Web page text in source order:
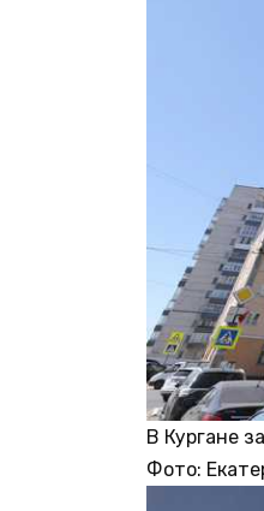
В Кургане
Фото: